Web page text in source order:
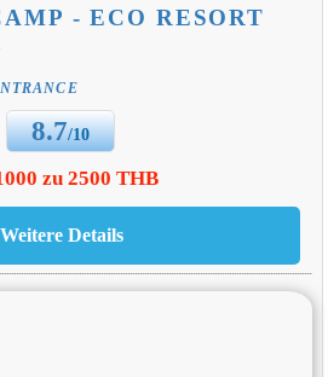
- ECO RESORT
8.7/10
zu 2500 THB